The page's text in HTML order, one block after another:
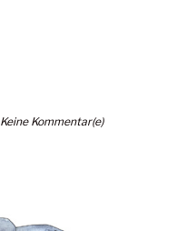
Keine Kommentar(e)